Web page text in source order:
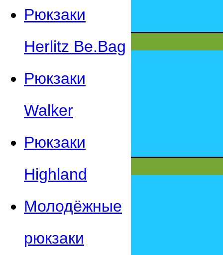
Рюкзаки
Herlitz Be.Bag
Рюкзаки
Walker
Рюкзаки
Highland
Молодёжные
рюкзаки